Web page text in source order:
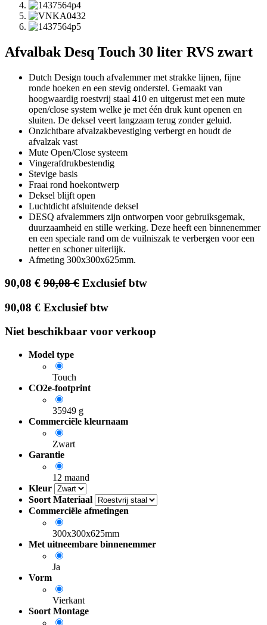
Afvalbak Desq Touch 30 liter RVS zwart
Dutch Design touch afvalemmer met strakke lijnen, fijne
ronde hoeken en een stevig onderstel. Gemaakt van
hoogwaardig roestvrij staal 410 en uitgerust met een mute
open/close system welke je met één druk kunt openen en
sluiten. De deksel veert langzaam terug zonder geluid.
Onzichtbare afvalzakbevestiging verbergt en houdt de
afvalzak vast
Mute Open/Close systeem
Vingerafdrukbestendig
Stevige basis
Fraai rond hoekontwerp
Deksel blijft open
Luchtdicht afsluitende deksel
DESQ afvalemmers zijn ontworpen voor gebruiksgemak,
duurzaamheid en stille werking. Deze heeft een binnenemmer
en een speciale rand om de vuilniszak te verbergen voor een
netter en schoner uiterlijk.
Afmeting 300x300x625mm.
90,08 € 90,08€ Exclusief btw
90,08 € Exclusief btw
Niet beschikbaar voor verkoop
Model type
Touch
CO2e-footprint
35949 g
Commerciële kleurnaam
Zwart
Garantie
12 maand
Kleur
Soort Materiaal
Commerciële afmetingen
300x300x625mm
Met uitneembare binnenemmer
Ja
Vorm
Vierkant
Soort Montage